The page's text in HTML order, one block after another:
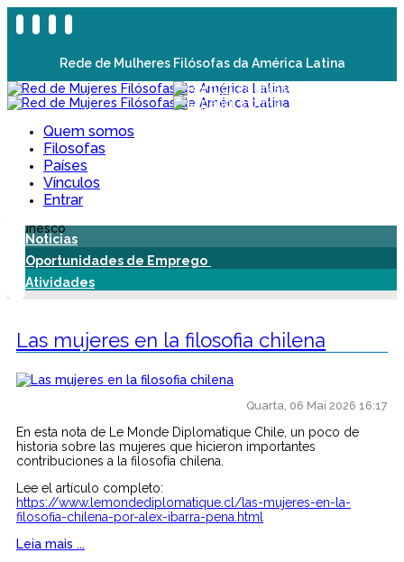
Rede de Mulheres Filósofas da América Latina
Quem somos
Filosofas
Países
Vínculos
Entrar
Noticias
Oportunidades de Emprego
Atividades
Las mujeres en la filosofia chilena
Quarta, 06 Mai 2026 16:17
En esta nota de Le Monde Diplomatique Chile, un poco de
historia sobre las mujeres que hicieron importantes
contribuciones a la filosofía chilena.
Lee el artículo completo:
https://www.lemondediplomatique.cl/las-mujeres-en-la-
filosofia-chilena-por-alex-ibarra-pena.html
Leia mais ...